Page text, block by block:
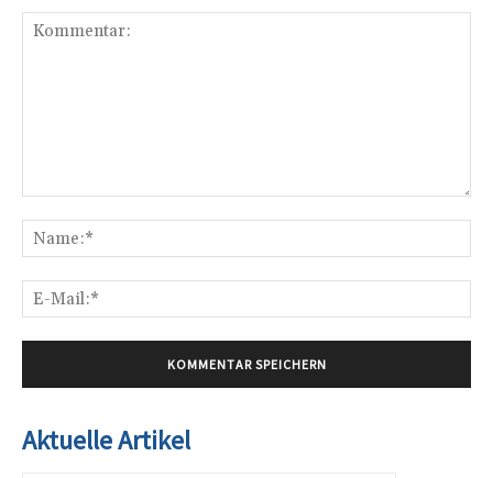
Aktuelle Artikel